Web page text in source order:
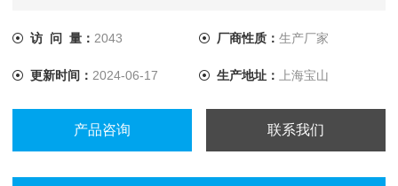
低压线圈采用铜箔绕制，电阻值极低，对此本仪器将电流提升
访 问 量： 2043 厂商性质： 生产厂家
更新时间： 2024-06-17 生产地址： 上海宝山
产品咨询 联系我们